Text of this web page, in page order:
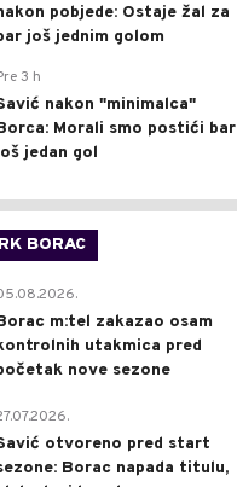
pobjede: Ostaje žal za
još jednim golom
3 h
nakon "minimalca"
Morali smo postići bar
jedan gol
BORAC
m:tel zakazao osam
utakmica pred
nove sezone
otvoreno pred start
Borac napada titulu,